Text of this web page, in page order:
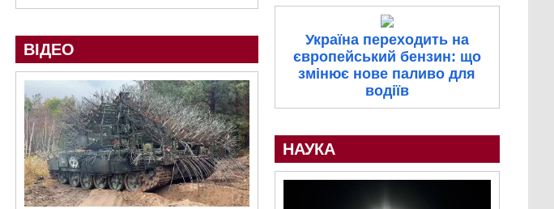
ВІДЕО
Україна переходить на
європейський бензин: що
змінює нове паливо для
водіїв
НАУКА